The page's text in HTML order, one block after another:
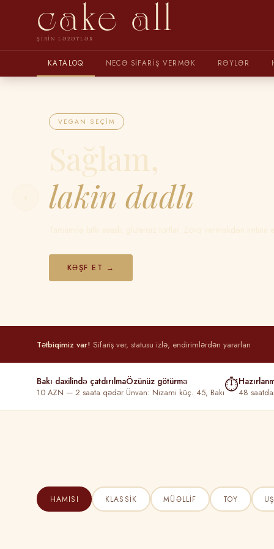
cake all
ŞIRIN LƏZƏTLƏR
KATALOQ NECƏ SIFARIŞ VERMƏK RƏYLƏR
VEGAN SEÇIM
Sağlam,
lakin dadlı
Tamamilə bitki əsaslı, glutensiz tortlar. Zövq verməkdən imtina
KƏŞF ET →
‹
Tətbiqimiz var! Sifariş ver, statusu izlə, endirimlərdən yararlan
Bakı daxilində çatdırılma
10 AZN — 2 saata qədər
Özünüz götürmə
Ünvan: Nizami küç. 45, Bakı⏱48
HAMISI KLASSIK MÜƏLLIF TOY